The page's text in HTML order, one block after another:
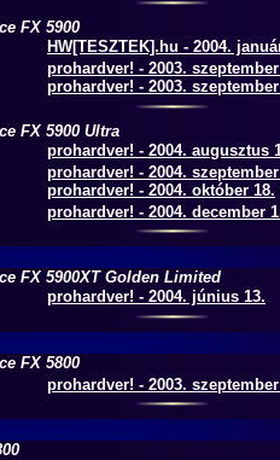
FX 5900
HW[TESZTEK].hu - 2004.
prohardver! - 2003.
prohardver! - 2003. szeptember
FX 5900 Ultra
prohardver! - 2004. augusztus
prohardver! - 2004.
prohardver! - 2004. október 18.
prohardver! - 2004. december
FX 5900XT Golden Limited
prohardver! - 2004. június 13.
FX 5800
prohardver! - 2003.